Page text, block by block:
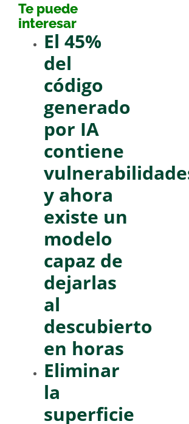
Te puede
interesar
El 45%
del
código
generado
por IA
contiene
y ahora
existe un
modelo
capaz de
dejarlas
al
descubierto
en horas
Eliminar
la
superficie